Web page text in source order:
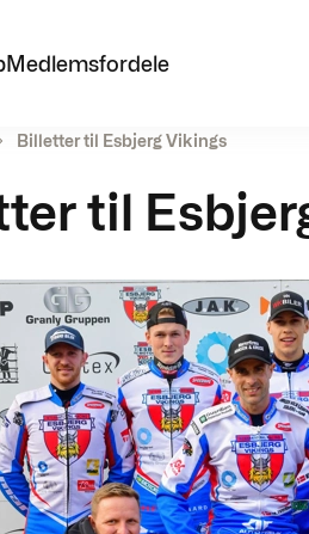
Medlemsfordele
Billetter til Esbjerg Vikings
til